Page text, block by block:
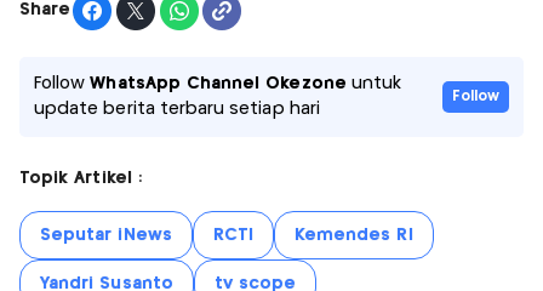
Share
FollowWhatsApp Channel Okezone untuk
update berita terbaru setiap hari
Follow
Topik Artikel :
Seputar iNews RCTI Kemendes RI
Yandri Susanto tv scope